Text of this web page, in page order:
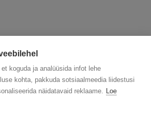
koguda ja analüüsida infot lehe
kohta, pakkuda sotsiaalmeedia liidestusi
näidatavaid reklaame. Loe